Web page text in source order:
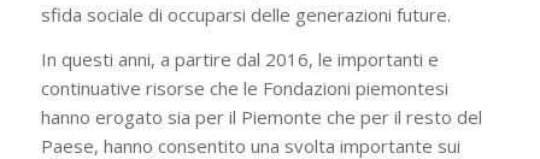
sfida sociale di occuparsi delle generazioni future.
In questi anni, a partire dal 2016, le importanti e
continuative risorse che le Fondazioni piemontesi
hanno erogato sia per il Piemonte che per il resto del
Paese, hanno consentito una svolta importante sui